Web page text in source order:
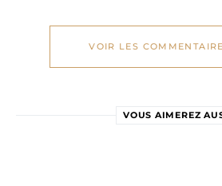
VOIR LES
VOUS AIMEREZ